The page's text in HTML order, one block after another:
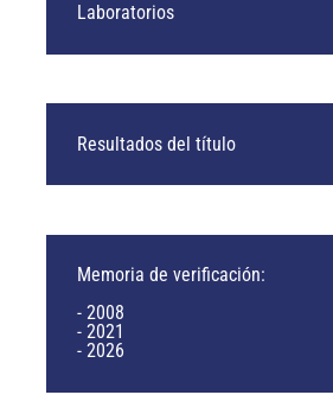
Laboratorios
Resultados del título
Memoria de verificación:
- 2008
- 2021
- 2026